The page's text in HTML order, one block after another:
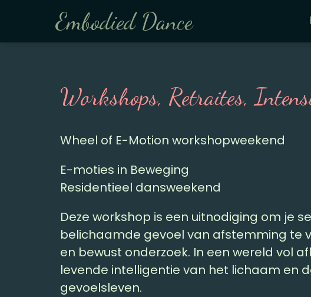
Embodied Dance
Workshops, Retraites,
Wheel of E-Motion workshopweekend
E-moties in Beweging
Residentieel dansweekend
Deze workshop is een uitnodiging om je
belichaamde gevoel van afstemming te
en bewust onderzoek. In een wereld vol
levende intelligentie van het lichaam en
gevoelsleven.